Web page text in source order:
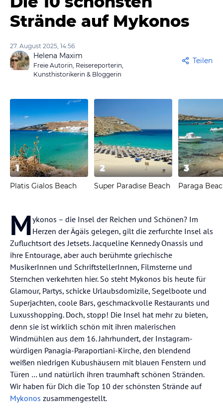
Strände auf Mykonos
27. August 2025, 14:56
Helena Maxim
Freie Autorin, Reisereporterin,
Kunsthistorikerin & Bloggerin
Teilen
1
Platis Gialos Beach
2
Super Paradise Beach
3
Paraga
Mykonos – die Insel der Reichen und Schönen? Im
Herzen der Ägäis gelegen, gilt die zerfurchte Insel als
Zufluchtsort des Jetsets. Jacqueline Kennedy Onassis und
ihre Entourage, aber auch berühmte griechische
MusikerInnen und SchriftstellerInnen, Filmsterne und
Sternchen verkehrten hier. So steht Mykonos bis heute für
Glamour, Partys, schicke Urlaubsdomizile, Segelboote und
Superjachten, coole Bars, geschmackvolle Restaurants und
Luxusshopping. Doch, stopp! Die Insel hat mehr zu bieten,
denn sie ist wirklich schön mit ihren malerischen
Windmühlen aus dem 16. Jahrhundert, der Instagram-
würdigen Panagia-Paraportiani-Kirche, den blendend
weißen niedrigen Kubushäusern mit blauen Fenstern und
Türen … und natürlich ihren traumhaft schönen Stränden.
Wir haben für Dich die Top 10 der schönsten Strände auf
Mykonos zusammengestellt.